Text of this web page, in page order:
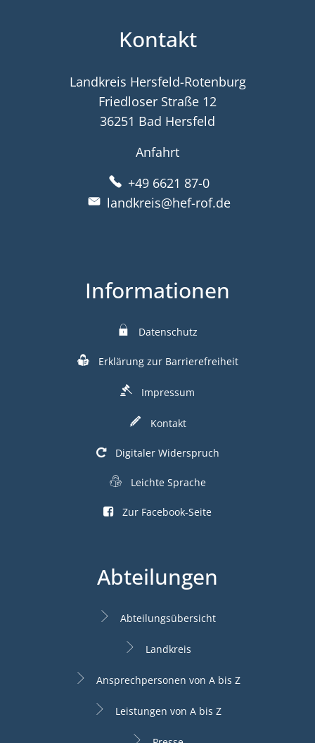
Kontakt
Landkreis Hersfeld-Rotenburg
Friedloser Straße 12
36251 Bad Hersfeld
Anfahrt
+49 6621 87-0
landkreis@hef-rof.de
Informationen
Datenschutz
Erklärung zur Barrierefreiheit
Impressum
Kontakt
Digitaler Widerspruch
Leichte Sprache
Zur Facebook-Seite
Abteilungen
Abteilungsübersicht
Landkreis
Ansprechpersonen von A bis Z
Leistungen von A bis Z